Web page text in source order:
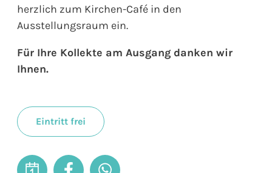
herzlich zum Kirchen-Café in den
Ausstellungsraum ein.
Für Ihre Kollekte am Ausgang danken wir
Ihnen.
Eintritt frei